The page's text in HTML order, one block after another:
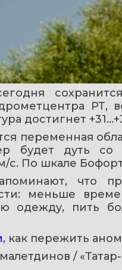
РТ,
достигнет
переменная
будет дуть со
с. По шкале
что
меньше
одежду, пить
, как пережить
/